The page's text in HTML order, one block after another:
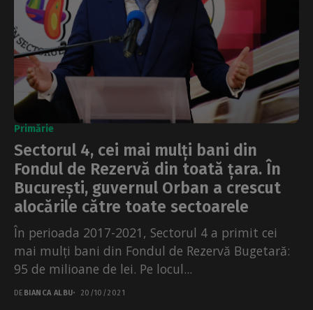
Primărie
Sectorul 4, cei mai mulți bani din
Fondul de Rezervă din toată țara. În
București, guvernul Orban a crescut
alocările către toate sectoarele
În perioada 2017-2021, Sectorul 4 a primit cei
mai mulți bani din Fondul de Rezervă Bugetară:
95 de milioane de lei. Pe locul...
DE BIANCA ALBU 20/10/2021